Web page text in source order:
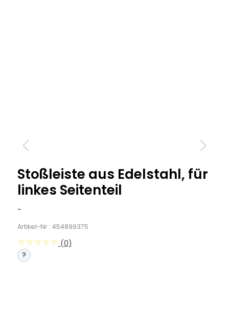
Stoßleiste aus Edelstahl, für
linkes Seitenteil
-
Artikel-Nr.: 454899375
(0)
?